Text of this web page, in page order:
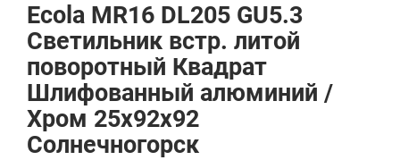
Ecola MR16 DL205 GU5.3
Светильник встр. литой
поворотный Квадрат
Шлифованный алюминий /
Хром 25x92x92
Солнечногорск